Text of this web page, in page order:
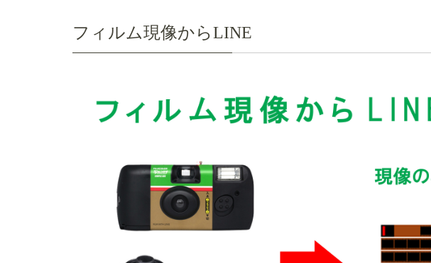
フィルム現像からLINE